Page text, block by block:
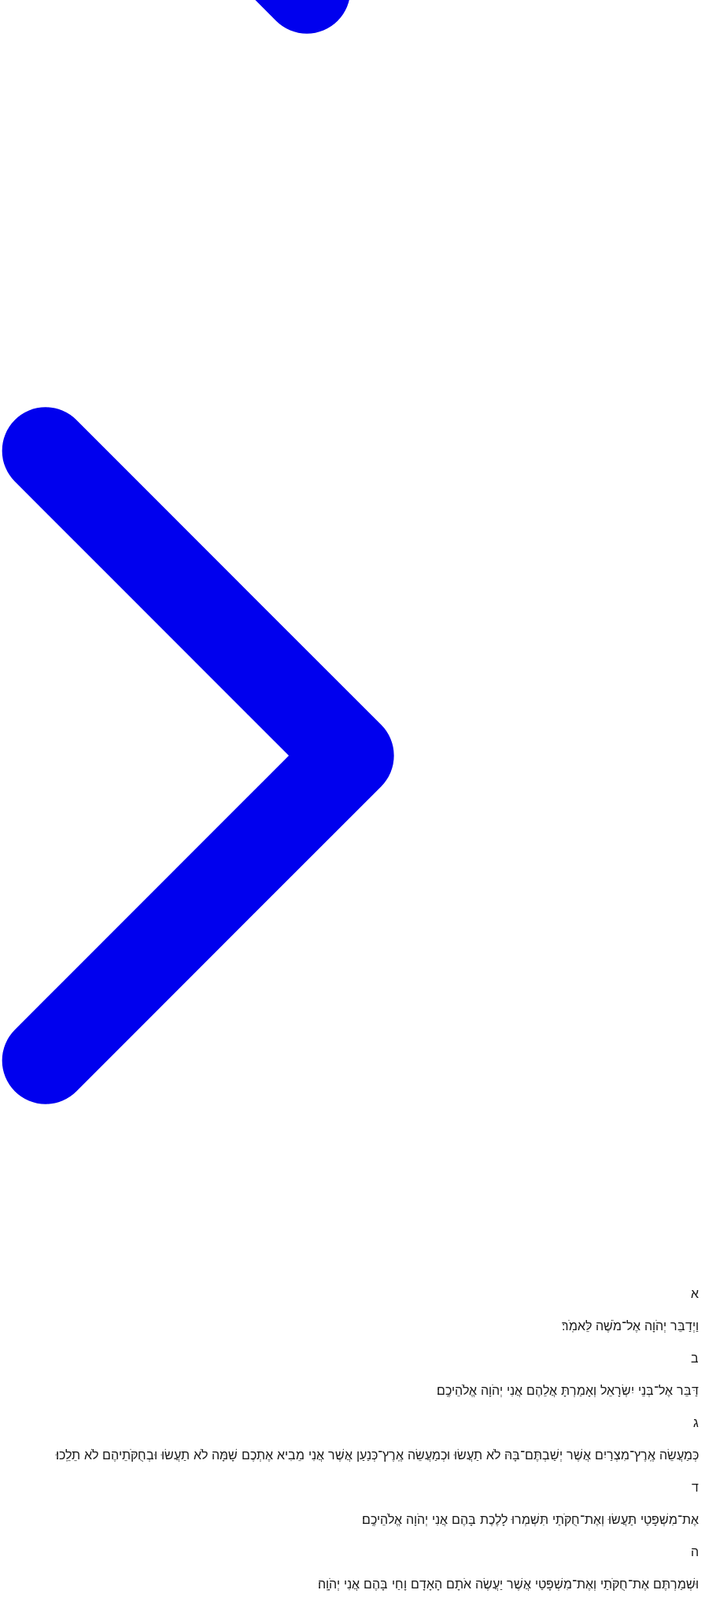
א
וַיְדַבֵּר יְהֹוָה אֶל־מֹשֶׁה לֵּאמֹֽר׃
ב
דַּבֵּר אֶל־בְּנֵי יִשְׂרָאֵל וְאָמַרְתָּ אֲלֵהֶם אֲנִי יְהֹוָה אֱלֹהֵיכֶֽם׃
ג
כְּמַעֲשֵׂה אֶֽרֶץ־מִצְרַיִם אֲשֶׁר יְשַׁבְתֶּם־בָּהּ לֹא תַעֲשׂוּ וּכְמַעֲשֵׂה אֶֽרֶץ־כְּנַעַן אֲשֶׁר אֲנִי מֵבִיא אֶתְכֶם שָׁמָּה לֹא תַעֲשׂוּ וּבְחֻקֹּתֵיהֶם לֹא תֵלֵֽכוּ׃
ד
אֶת־מִשְׁפָּטַי תַּעֲשׂוּ וְאֶת־חֻקֹּתַי תִּשְׁמְרוּ לָלֶכֶת בָּהֶם אֲנִי יְהֹוָה אֱלֹהֵיכֶֽם׃
ה
וּשְׁמַרְתֶּם אֶת־חֻקֹּתַי וְאֶת־מִשְׁפָּטַי אֲשֶׁר יַעֲשֶׂה אֹתָם הָאָדָם וָחַי בָּהֶם אֲנִי יְהֹוָֽה׃